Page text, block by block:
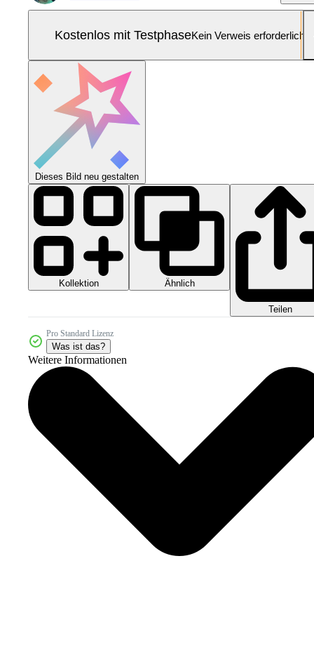
Kostenlos mit TestphaseKein Verweis erforderlich
Dieses Bild neu gestalten
Kollektion Ähnlich
Teilen
Pro Standard Lizenz
Was ist das?
Weitere Informationen